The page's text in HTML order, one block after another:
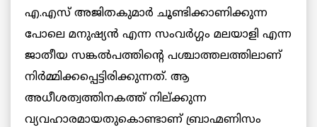
എ.എസ് അജിതകുമാര്‍ ചൂണ്ടിക്കാണിക്കുന്ന
പോലെ മനുഷ്യന്‍ എന്ന സംവര്‍ഗ്ഗം മലയാളി എന്ന
ജാതീയ സങ്കല്‍പത്തിന്റെ പശ്ചാത്തലത്തിലാണ്
നിര്‍മ്മിക്കപ്പെട്ടിരിക്കുന്നത്. ആ
അധീശത്വത്തിനകത്ത് നില്ക്കുന്ന
വ്യവഹാരമായതുകൊണ്ടാണ് ബ്രാഹ്മണിസം